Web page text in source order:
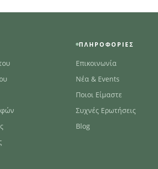
ΠΛΗΡΟΦΟΡΊΕΣ
Επικοινωνία
Νέα & Events
Ποιοι Είμαστε
Συχνές Ερωτήσεις
Blog